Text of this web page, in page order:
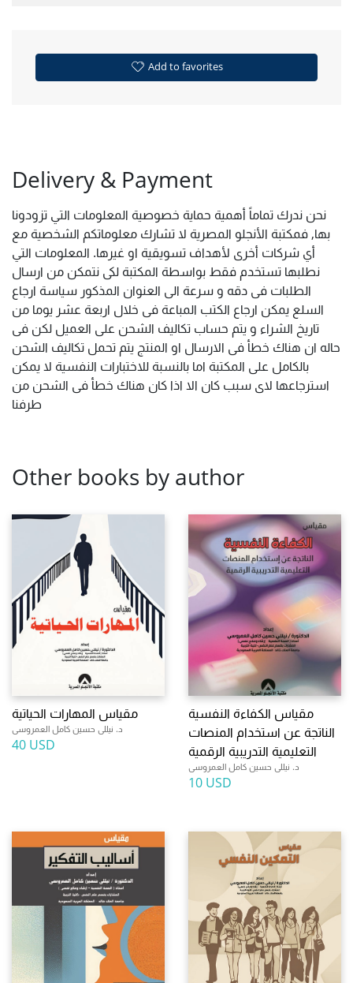
Add to favorites
Delivery & Payment
نحن ندرك تماماً أهمية حماية خصوصية المعلومات التي تزودونا
بها, فمكتبة الأنجلو المصرية لا تشارك معلوماتكم الشخصية مع
أي شركات أخرى لأهداف تسويقية او غيرها. المعلومات التي
نطلبها تستخدم فقط بواسطة المكتبة لكى نتمكن من ارسال
الطلبات فى دقه و سرعة الى العنوان المذكور سياسة ارجاع
السلع يمكن ارجاع الكتب المباعة فى خلال اربعة عشر يوما من
تاريخ الشراء و يتم حساب تكاليف الشحن على العميل لكن فى
حاله ان هناك خطأ فى الارسال او المنتج يتم تحمل تكاليف الشحن
بالكامل على المكتبة اما بالنسبة للاختبارات النفسية لا يمكن
استرجاعها لاى سبب كان الا اذا كان هناك خطأ فى الشحن من
طرفنا
Other books by author
مقياس المهارات الحياتية
د. نيللى حسين كامل العمروسى
40 USD
مقياس الكفاءة النفسية
الناتجة عن استخدام المنصات
التعليمية التدريبية الرقمية
د. نيللى حسين كامل العمروسى
10 USD